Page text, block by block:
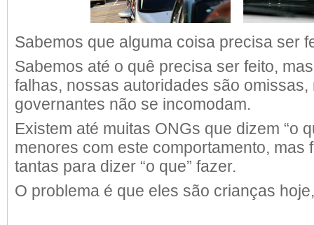
Sabemos que alguma coisa precisa ser
Sabemos até o quê precisa ser feito,
falhas, nossas autoridades são omissas,
governantes não se incomodam.
Existem até muitas ONGs que dizem “o
menores com este comportamento, mas
tantas para dizer “o que” fazer.
O problema é que eles são crianças